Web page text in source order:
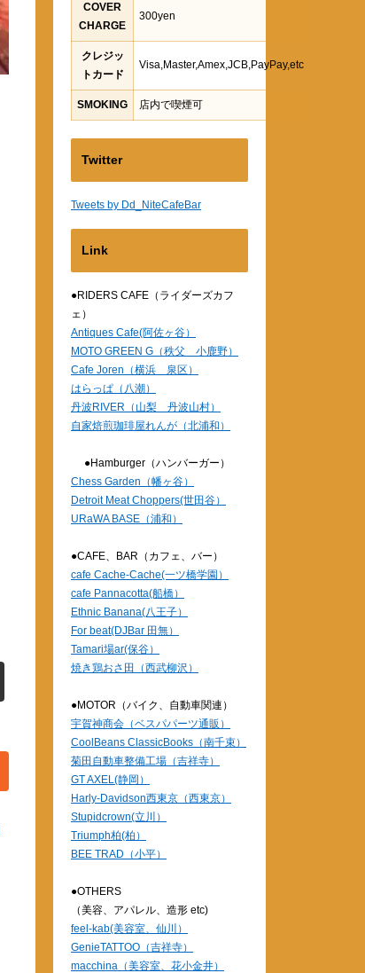
COVER
CHARGE
300yen
クレジッ
トカード
Visa,Master,Amex,JCB,PayPay,etc
SMOKING 店内で喫煙可
Twitter
Tweets by Dd_NiteCafeBar
Link
●RIDERS CAFE（ライダーズカフ
ェ）
Antiques Cafe(阿佐ヶ谷）
MOTO GREEN G（秩父 小鹿野）
Cafe Joren（横浜 泉区）
はらっぱ（八潮）
丹波RIVER（山梨 丹波山村）
自家焙煎珈琲屋れんが（北浦和）
●Hamburger（ハンバーガー）
Chess Garden（幡ヶ谷）
Detroit Meat Choppers(世田谷）
URaWA BASE（浦和）
●CAFE、BAR（カフェ、バー）
cafe Cache-Cache(一ツ橋学園）
cafe Pannacotta(船橋）
Ethnic Banana(八王子）
For beat(DJBar 田無）
Tamari場ar(保谷）
焼き鶏おさ田（西武柳沢）
●MOTOR（バイク、自動車関連）
宇賀神商会（ベスパパーツ通販）
CoolBeans ClassicBooks（南千束）
菊田自動車整備工場（吉祥寺）
GT AXEL(静岡）
Harly-Davidson西東京（西東京）
Stupidcrown(立川）
Triumph柏(柏）
BEE TRAD（小平）
●OTHERS
（美容、アパレル、造形 etc)
feel-kab(美容室、仙川）
GenieTATTOO（吉祥寺）
macchina（美容室、花小金井）